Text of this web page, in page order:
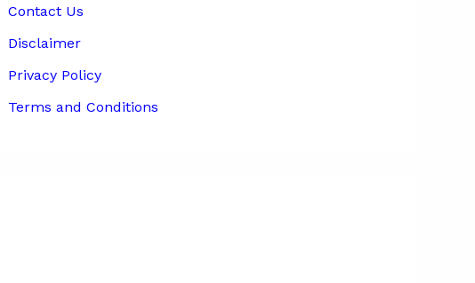
Contact Us
Disclaimer
Privacy Policy
Terms and Conditions